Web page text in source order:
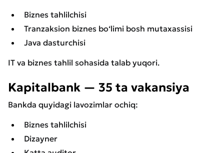
Biznes tahlilchisi
Tranzaksion biznes bo‘limi bosh mutaxassisi
Java dasturchisi
IT va biznes tahlil sohasida talab yuqori.
Kapitalbank — 35 ta vakansiya
Bankda quyidagi lavozimlar ochiq:
Biznes tahlilchisi
Dizayner